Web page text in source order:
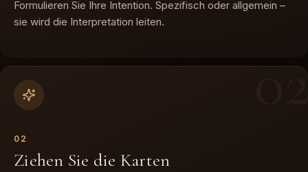
Formulieren Sie Ihre Intention. Spezifisch oder allgemein –
sie wird die Interpretation leiten.
0
0 2
Ziehen Sie die Karten